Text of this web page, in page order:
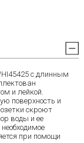
с длинным
и лейкой.
поверхность и
скроют
воды и ее
при помощи